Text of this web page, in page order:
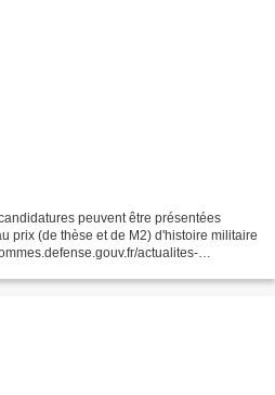
peuvent être présentées
prix (de thèse et de M2) d'histoire militaire
actualites-